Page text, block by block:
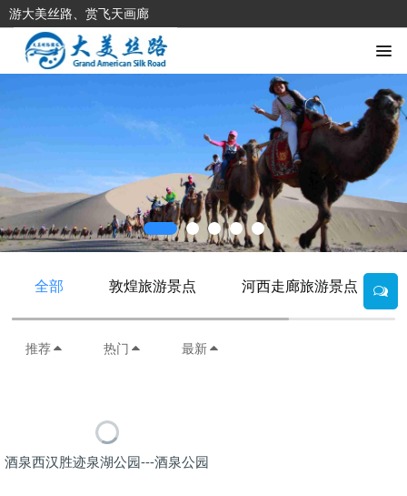
游大美丝路、赏飞天画廊
全部 敦煌旅游景点 河西走廊旅游景点
推荐 热门 最新
酒泉西汉胜迹泉湖公园---酒泉公园